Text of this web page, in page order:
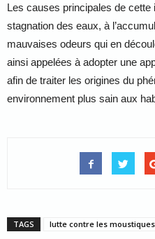
Les causes principales de
stagnation des eaux, à
mauvaises odeurs qui en
ainsi appelées à adopter une
afin de traiter les origines du
environnement plus sain aux
TAGS lutte contre les moustiques